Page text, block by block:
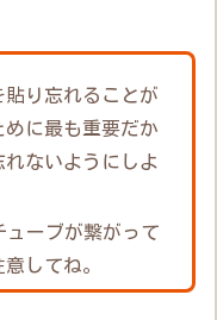
り忘れることが
に最も重要だか
ないようにしよ
ューブが繋がって
してね。